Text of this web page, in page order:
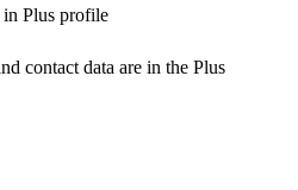
in Plus profile
contact data are in the Plus